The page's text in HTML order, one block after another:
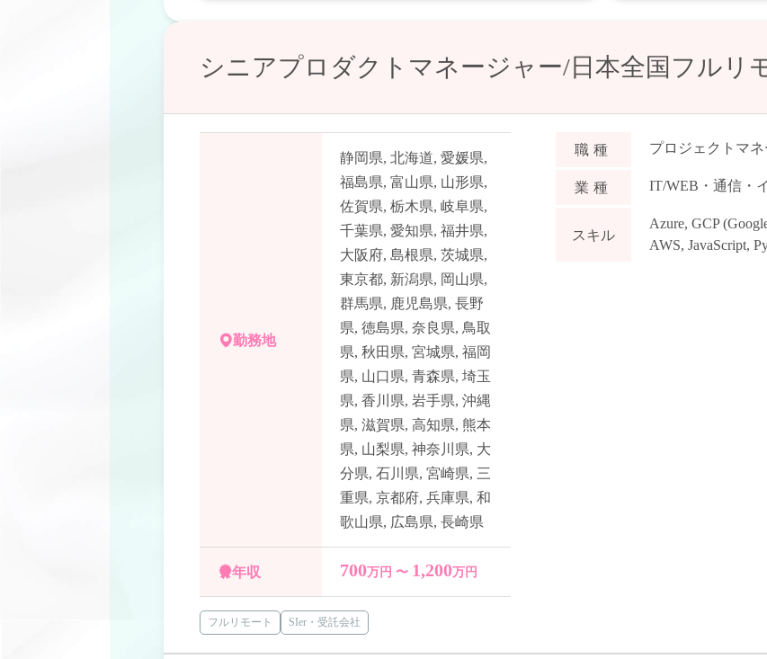
シニアプロダクトマネージャー/日本全国フルリ
勤務地
静岡県, 北海道, 愛媛県,
福島県, 富山県, 山形県,
佐賀県, 栃木県, 岐阜県,
千葉県, 愛知県, 福井県,
大阪府, 島根県, 茨城県,
東京都, 新潟県, 岡山県,
群馬県, 鹿児島県, 長野
県, 徳島県, 奈良県, 鳥取
県, 秋田県, 宮城県, 福岡
県, 山口県, 青森県, 埼玉
県, 香川県, 岩手県, 沖縄
県, 滋賀県, 高知県, 熊本
県, 山梨県, 神奈川県, 大
分県, 石川県, 宮崎県, 三
重県, 京都府, 兵庫県, 和
歌山県, 広島県, 長崎県
年収 700万円 〜 1,200万円
フルリモート SIer・受託会社
職種 プロジェクトマ
業種 IT/WEB・通信・
スキル
Azure, GCP
AWS, JavaScript,